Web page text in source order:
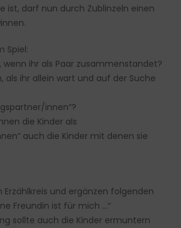
ist, darf nun durch Zublinzeln einen
Spiel:
wenn ihr als Paar zusammenstandet?
als ihr allein wart und auf der Suche
innen“?
die Kinder als
auch die Kinder mit denen sie
Erzählkreis und ergänzen folgenden
Freundin ist für mich …“
sollte auch die Kinder ermuntern